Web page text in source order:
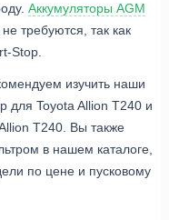
Аккумуляторы AGM
требуются, так как
Stop.
изучить наши
для Toyota Allion T240 и
T240. Вы также
в нашем каталоге,
по цене и пусковому